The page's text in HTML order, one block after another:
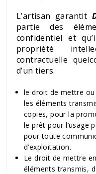
L’artisan garantit
partie des
confidentiel et
propriété
contractuelle
d’un tiers.
le droit de mettre
les éléments
copies, pour la
le prêt pour l’usage
pour toute
d’exploitation.
Le droit de mettre
éléments transmis,